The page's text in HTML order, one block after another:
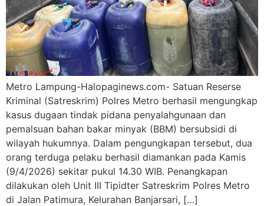
Metro Lampung-Halopaginews.com- Satuan Reserse
Kriminal (Satreskrim) Polres Metro berhasil mengungkap
kasus dugaan tindak pidana penyalahgunaan dan
pemalsuan bahan bakar minyak (BBM) bersubsidi di
wilayah hukumnya. Dalam pengungkapan tersebut, dua
orang terduga pelaku berhasil diamankan pada Kamis
(9/4/2026) sekitar pukul 14.30 WIB. Penangkapan
dilakukan oleh Unit III Tipidter Satreskrim Polres Metro
di Jalan Patimura, Kelurahan Banjarsari, […]